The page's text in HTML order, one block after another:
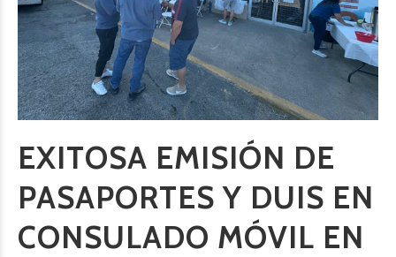
EXITOSA EMISIÓN DE
PASAPORTES Y DUIS EN
CONSULADO MÓVIL EN